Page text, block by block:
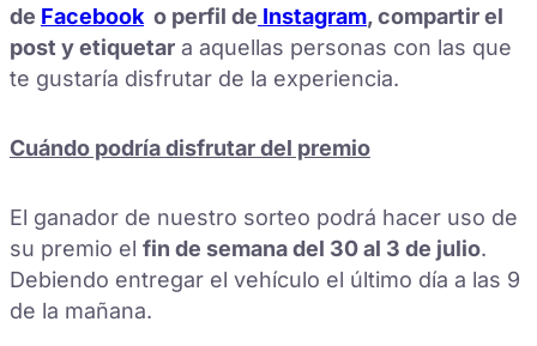
de Facebook o perfil de Instagram, compartir el
post y etiquetar a aquellas personas con las que
te gustaría disfrutar de la experiencia.
Cuándo podría disfrutar del premio
El ganador de nuestro sorteo podrá hacer uso de
su premio el fin de semana del 30 al 3 de julio.
Debiendo entregar el vehículo el último día a las 9
de la mañana.